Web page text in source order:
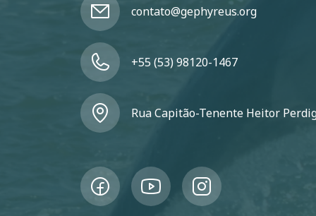
contato@gephyreus.org
+55 (53) 98120-1467
Rua Capitão-Tenente Heitor